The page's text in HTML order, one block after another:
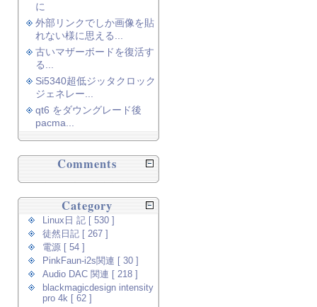
に
外部リンクでしか画像を貼
れない様に思える...
古いマザーボードを復活す
る...
Si5340超低ジッタクロック
ジェネレー...
qt6 をダウングレード後
pacma...
Comments
Category
Linux日 記 [ 530 ]
徒然日記 [ 267 ]
電源 [ 54 ]
PinkFaun-i2s関連 [ 30 ]
Audio DAC 関連 [ 218 ]
blackmagicdesign intensity
pro 4k [ 62 ]